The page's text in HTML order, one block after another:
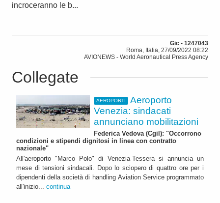
incroceranno le b...
Gic - 1247043
Roma, Italia, 27/09/2022 08:22
AVIONEWS - World Aeronautical Press Agency
Collegate
AEROPORTI
Aeroporto
Venezia: sindacati
annunciano mobilitazioni
Federica Vedova (Cgil): "Occorrono
condizioni e stipendi dignitosi in linea con contratto
nazionale"
All'aeroporto "Marco Polo" di Venezia-Tessera si annuncia un
mese di tensioni sindacali. Dopo lo sciopero di quattro ore per i
dipendenti della società di handling Aviation Service programmato
all'inizio... continua